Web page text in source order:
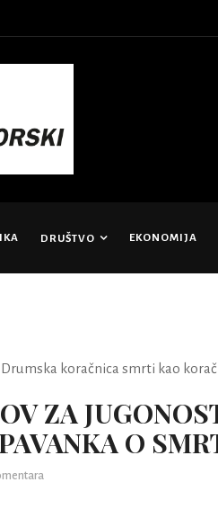
DRUŠTVO EKONOMIJA
koračnica smrti kao
ZA
O